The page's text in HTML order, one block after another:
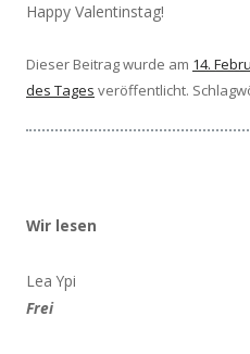
Happy Valentinstag!
Dieser Beitrag wurde am 14.
des Tages veröffentlicht.
Wir lesen
Lea Ypi
Frei